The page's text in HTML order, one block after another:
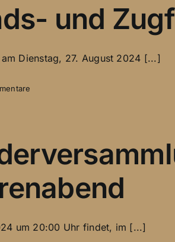
und
Dienstag, 27. August 2024 [...]
um 20:00 Uhr findet, im [...]